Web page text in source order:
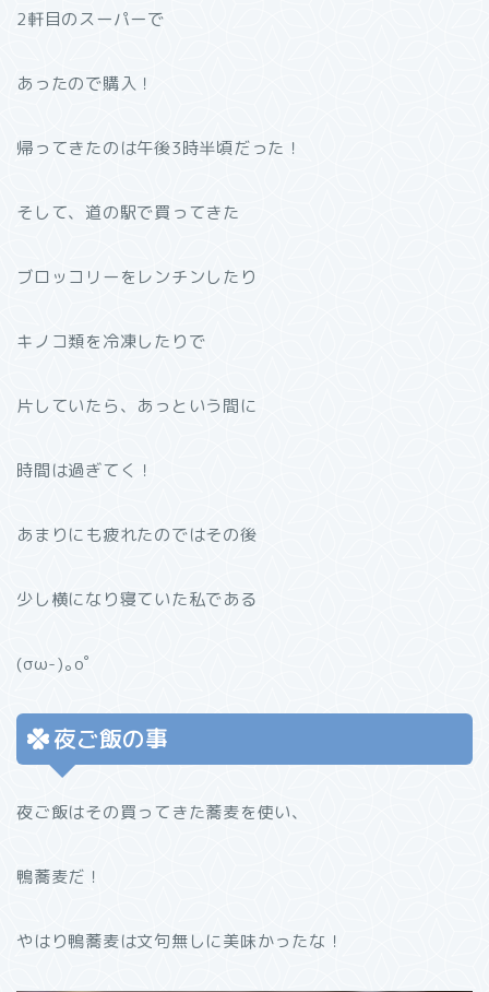
2軒目のスーパーで
あったので購入！
帰ってきたのは午後3時半頃だった！
そして、道の駅で買ってきた
ブロッコリーをレンチンしたり
キノコ類を冷凍したりで
片していたら、あっという間に
時間は過ぎてく！
あまりにも疲れたのではその後
少し横になり寝ていた私である
(σω-)｡оﾟ
夜ご飯の事
夜ご飯はその買ってきた蕎麦を使い、
鴨蕎麦だ！
やはり鴨蕎麦は文句無しに美味かったな！